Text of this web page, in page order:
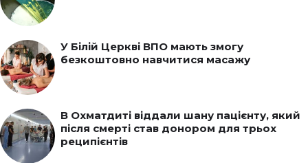
У Білій Церкві ВПО мають змогу
безкоштовно навчитися масажу
В Охматдиті віддали шану пацієнту, який
після смерті став донором для трьох
реципієнтів